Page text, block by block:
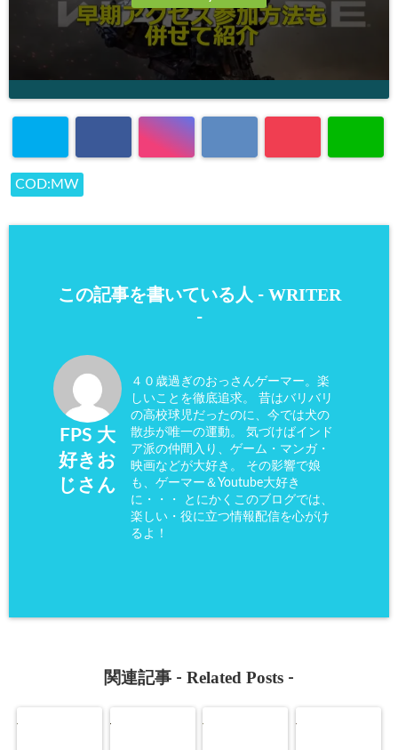
COD:MW
この記事を書いている人 - WRITER
-
FPS 大
好きお
じさん
４０歳過ぎのおっさんゲーマー。楽
しいことを徹底追求。 昔はバリバリ
の高校球児だったのに、今では犬の
散歩が唯一の運動。 気づけばインド
ア派の仲間入り、ゲーム・マンガ・
映画などが大好き。 その影響で娘
も、ゲーマー＆Youtube大好き
に・・・ とにかくこのブログでは、
楽しい・役に立つ情報配信を心がけ
るよ！
関連記事 - Related Posts -